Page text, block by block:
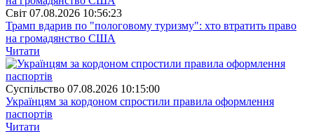
Свiт 07.08.2026 10:56:23
Трамп вдарив по "пологовому туризму": хто втратить право
на громадянство США
Читати
Суспiльство 07.08.2026 10:15:00
Українцям за кордоном спростили правила оформлення
паспортів
Читати